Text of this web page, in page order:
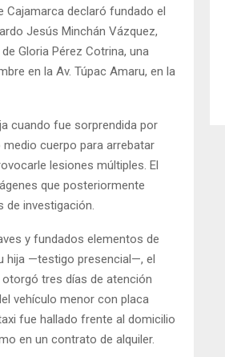
Cajamarca declaró fundado el
Jesús Minchán Vázquez,
Gloria Pérez Cotrina, una
en la Av. Túpac Amaru, en la
cuando fue sorprendida por
cuerpo para arrebatar
lesiones múltiples. El
que posteriormente
de investigación.
y fundados elementos de
hija —testigo presencial—, el
tres días de atención
vehículo menor con placa
fue hallado frente al domicilio
en un contrato de alquiler.